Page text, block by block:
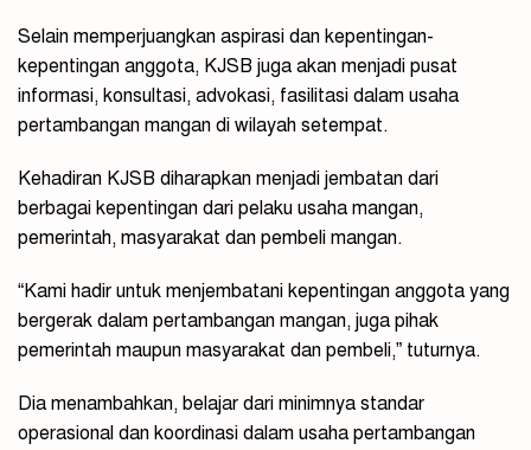
Selain memperjuangkan aspirasi dan kepentingan-
kepentingan anggota, KJSB juga akan menjadi pusat
informasi, konsultasi, advokasi, fasilitasi dalam usaha
pertambangan mangan di wilayah setempat.
Kehadiran KJSB diharapkan menjadi jembatan dari
berbagai kepentingan dari pelaku usaha mangan,
pemerintah, masyarakat dan pembeli mangan.
“Kami hadir untuk menjembatani kepentingan anggota yang
bergerak dalam pertambangan mangan, juga pihak
pemerintah maupun masyarakat dan pembeli,” tuturnya.
Dia menambahkan, belajar dari minimnya standar
operasional dan koordinasi dalam usaha pertambangan